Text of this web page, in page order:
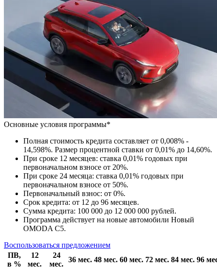
Основные условия программы*
Полная стоимость кредита составляет от 0,008% -
14,598%. Размер процентной ставки от 0,01% до 14,60%.
При сроке 12 месяцев: ставка 0,01% годовых при
первоначальном взносе от 20%.
При сроке 24 месяца: ставка 0,01% годовых при
первоначальном взносе от 50%.
Первоначальный взнос: от 0%.
Срок кредита: от 12 до 96 месяцев.
Сумма кредита: 100 000 до 12 000 000 рублей.
Программа действует на новые автомобили Новый
OMODA C5.
Воспользоваться предложением
ПВ,
в %
12
мес.
24
мес.
36 мес. 48 мес. 60 мес. 72 мес. 84 мес. 96